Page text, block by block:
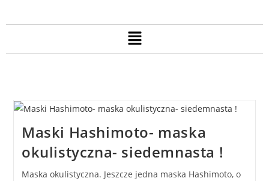
Maski Hashimoto- maska
okulistyczna- siedemnasta !
Maska okulistyczna. Jeszcze jedna maska Hashimoto, o